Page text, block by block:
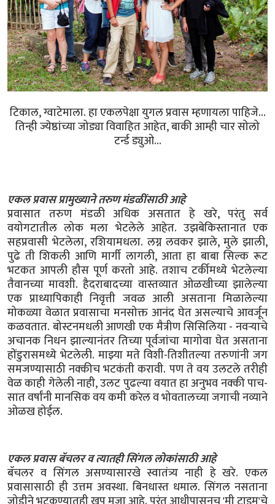
टिकाल, ग्वाटेमाला. हा एकलपेक्षा युगल प्रवास म्हणायला पाहिजे...
तिन्ही ज्येष्ठांच्या जोड्या विवाहित आहेत, बाकी आम्ही चार सोलो
टर्न्ड ड्युओ...
एकल प्रवास प्रामुख्याने तरुण मंडळींसाठी आहे
प्रवासात तरुण मंडळी अधिक असतात हे खरे, परंतु सर्व
वयोगटातील लोक मला भेटलेले आहेत. उझबेकिस्तानात एक
सहप्रवासी भेटलेला, रशियामधला. लग्न लवकर झाले, मुले झाली,
पुढे ती शिकली आणि मार्गी लागली, आता हा बाबा सिल्क रूट
भटकत आपली हौस पूर्ण करतो आहे. तशाच टर्कीमध्ये भेटलेल्या
तैवानच्या मावशी. हैदराबादच्या वास्तव्यात ओळखीच्या झालेल्या
एक प्राध्यापिकाही निवृत्ती जवळ आली असताना मिळालेल्या
मोकळ्या वेळात प्रवासाचा मनसोक्त आनंद घेत असल्याचे आवर्जून
कळवतात. बोस्टनमधली आणखी एक मैत्रीण सिसिलिया - नवऱ्याचे
अचानक निधन झाल्यानंतर तिच्या पूर्वजांचा मागोवा घेत असताना
होंडुरासमध्ये भेटलेली. माझ्या मते विशी-तिशीतल्या तरुणांनी जग
समजण्यासाठी नक्कीच भटकंती करावी. पण ते वय उलटले तरीही
वेळ काही गेलेली नाही, उलट पुढल्या वयात हा अनुभव नक्की पाच-
सात वर्षांनी मानसिक वय कमी करेल व भोवतालच्या जगाची नव्याने
ओळख होईल.
एकल प्रवास बॅचलर व त्यातही सिंगल लोकांसाठी आहे
बॅचलर व सिंगल असण्यासारखे स्वातंत्र्य नाही हे खरे. एकल
प्रवासासाठी ही उत्तम अवस्था. बिनधास्त धमाल. सिंगल नसताना